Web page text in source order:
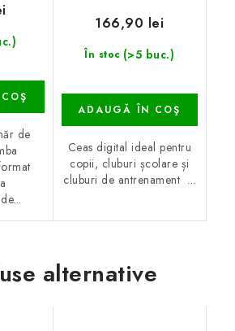
de
În stoc (>5 buc.)
166,90 lei
ADAUGĂ ÎN COŞ
Ceas digital ideal pentru
copii, cluburi școlare și
cluburi de antrenament ...
alternative